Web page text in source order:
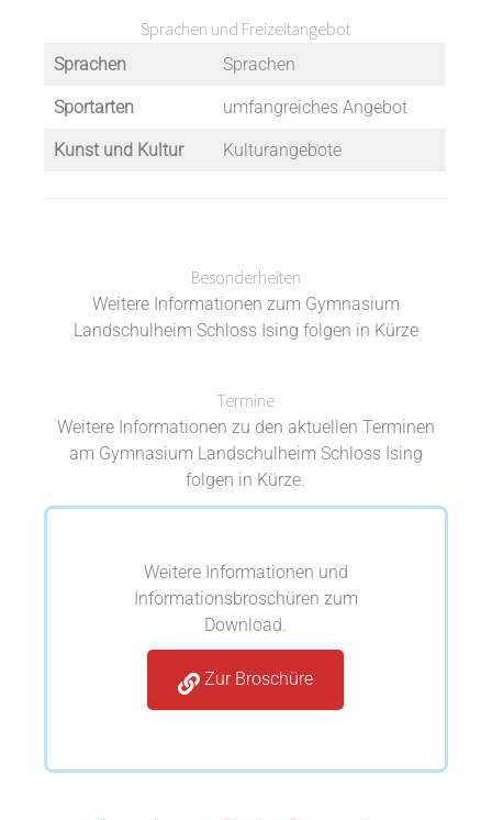
Sprachen und Freizeitangebot
Sprachen Sprachen
Sportarten umfangreiches Angebot
Kunst und Kultur Kulturangebote
Besonderheiten
Weitere Informationen zum Gymnasium
Landschulheim Schloss Ising folgen in Kürze
Termine
Weitere Informationen zu den aktuellen Terminen
am Gymnasium Landschulheim Schloss Ising
folgen in Kürze.
Weitere Informationen und
Informationsbroschüren zum
Download.
Zur Broschüre